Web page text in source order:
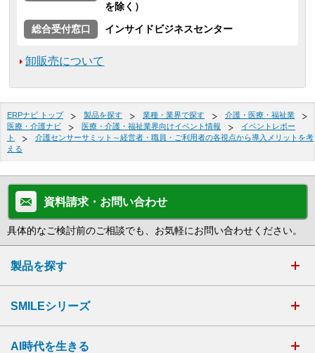
を除く）
総合受付窓口
インサイドビジネスセンター
卸販売について
ERPナビ トップ 製品を探す 業種・業界で探す
介護・医療・福祉業
医療・介護ナビ
医療・介護・福祉業界向けイベント情報
イベントレポー
ト
介護センサーサミット～経営者・職員・ご利用者の各視点から導入メリットを考
える
資料請求・お問い合わせ
具体的なご検討前のご相談でも、お気軽にお問い合わせください。
製品を探す
SMILEシリーズ
AI時代を生きる